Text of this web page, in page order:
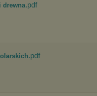
drewna.pdf
.pdf